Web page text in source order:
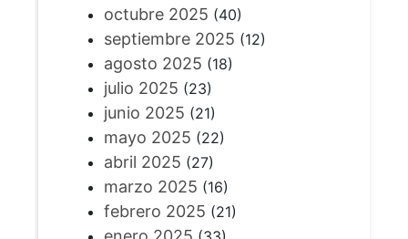
octubre 2025 (40)
septiembre 2025 (12)
agosto 2025 (18)
julio 2025 (23)
junio 2025 (21)
mayo 2025 (22)
abril 2025 (27)
marzo 2025 (16)
febrero 2025 (21)